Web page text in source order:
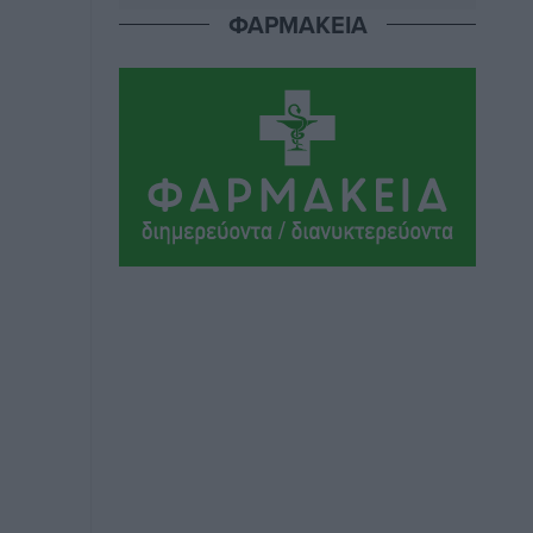
βάσανα της προετοιμασίας
πριν 9 ώρες
Εθνικός Αρχίπολης: Μεγάλο βήμα
προόδου η ίδρυση Ακαδημίας
ΦΑΡΜΑΚΕΙΑ